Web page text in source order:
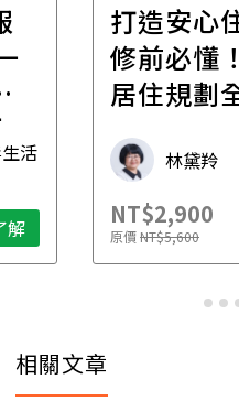
活
解
打造安心
修前必懂
居住規劃
林黛羚
NT$2,900
原價NT$5,600
相關文章